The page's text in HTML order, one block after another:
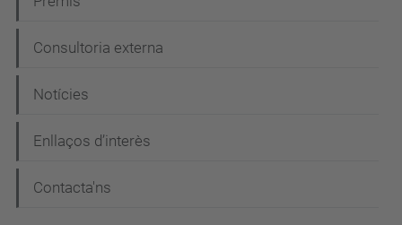
Consultoria externa
Notícies
Enllaços d’interès
Contacta'ns